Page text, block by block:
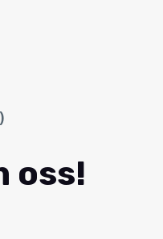
oss!